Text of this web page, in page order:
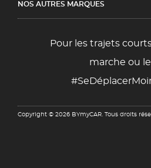
NOS AUTRES MARQUES
Pour les trajets
marche ou le
Copyright © 2026 BYmyCAR. Tous droits